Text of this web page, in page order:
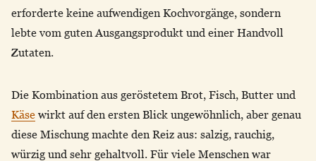
erforderte keine aufwendigen Kochvorgänge, sondern
lebte vom guten Ausgangsprodukt und einer Handvoll
Zutaten.
Die Kombination aus geröstetem Brot, Fisch, Butter und
Käse wirkt auf den ersten Blick ungewöhnlich, aber genau
diese Mischung machte den Reiz aus: salzig, rauchig,
würzig und sehr gehaltvoll. Für viele Menschen war